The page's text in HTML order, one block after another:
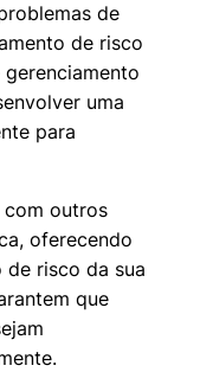
de
de risco
uma
para
com outros
oferecendo
de risco da sua
que